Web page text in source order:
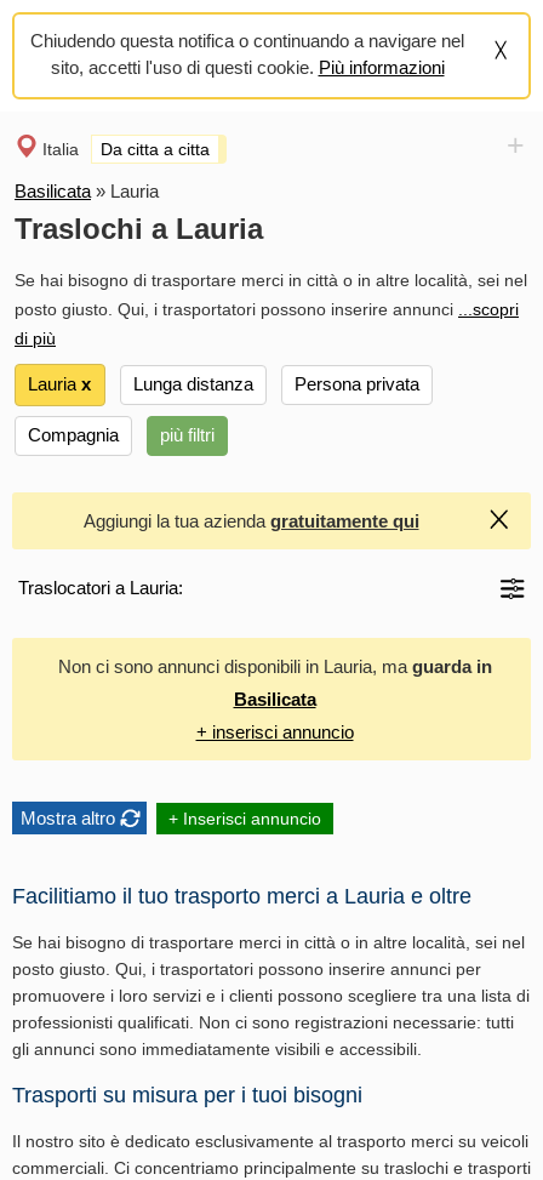
Chiudendo questa notifica o continuando a navigare nel
sito, accetti l'uso di questi cookie. Più informazioni
Italia Da citta a citta +
Basilicata » Lauria
Traslochi a Lauria
Se hai bisogno di trasportare merci in città o in altre località, sei nel
posto giusto. Qui, i trasportatori possono inserire annunci
...scopri
di più
Lauria х Lunga distanza Persona privata
Compagnia più filtri
Aggiungi la tua azienda gratuitamente qui
Traslocatori a Lauria:
Non ci sono annunci disponibili in Lauria, ma guarda in
Basilicata
+ inserisci annuncio
Mostra altro + Inserisci annuncio
Facilitiamo il tuo trasporto merci a Lauria e oltre
Se hai bisogno di trasportare merci in città o in altre località, sei nel
posto giusto. Qui, i trasportatori possono inserire annunci per
promuovere i loro servizi e i clienti possono scegliere tra una lista di
professionisti qualificati. Non ci sono registrazioni necessarie: tutti
gli annunci sono immediatamente visibili e accessibili.
Trasporti su misura per i tuoi bisogni
Il nostro sito è dedicato esclusivamente al trasporto merci su veicoli
commerciali. Ci concentriamo principalmente su traslochi e trasporti